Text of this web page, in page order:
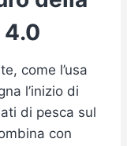
4.0
come l’usa
l’inizio di
di pesca sul
con